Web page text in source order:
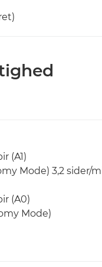
(A1)
Mode) 3,2 sider/
(A0)
Mode)